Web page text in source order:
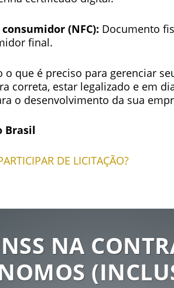
(NFC): Documento
final.
o que é preciso para gerenciar
correta, estar legalizado e em
o desenvolvimento da sua
Brasil
DE LICITAÇÃO?
NA